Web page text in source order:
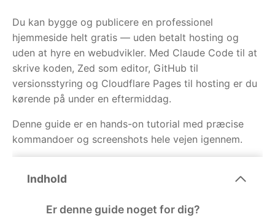
Du kan bygge og publicere en professionel
hjemmeside helt gratis — uden betalt hosting og
uden at hyre en webudvikler. Med Claude Code til at
skrive koden, Zed som editor, GitHub til
versionsstyring og Cloudflare Pages til hosting er du
kørende på under en eftermiddag.
Denne guide er en hands-on tutorial med præcise
kommandoer og screenshots hele vejen igennem.
Indhold
Er denne guide noget for dig?